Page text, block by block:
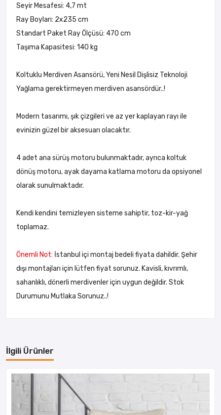
Seyir Mesafesi: 4,7 mt
Ray Boyları: 2x235 cm
Standart Paket Ray Ölçüsü: 470 cm
Taşıma Kapasitesi: 140 kg
Koltuklu Merdiven Asansörü, Yeni Nesil Dişlisiz Teknoloji
Yağlama gerektirmeyen merdiven asansördür..!
Modern tasarımı, şık çizgileri ve az yer kaplayan rayı ile
evinizin güzel bir aksesuarı olacaktır.
4 adet ana sürüş motoru bulunmaktadır, ayrıca koltuk
dönüş motoru, ayak dayama katlama motoru da opsiyonel
olarak sunulmaktadır.
Kendi kendini temizleyen sisteme sahiptir, toz-kir-yağ
toplamaz.
Önemli Not: İstanbul içi montaj bedeli fiyata dahildir. Şehir
dışı montajları için lütfen fiyat sorunuz. Kavisli, kıvrımlı,
sahanlıklı, dönerli merdivenler için uygun değildir. Stok
Durumunu Mutlaka Sorunuz..!
İlgili Ürünler